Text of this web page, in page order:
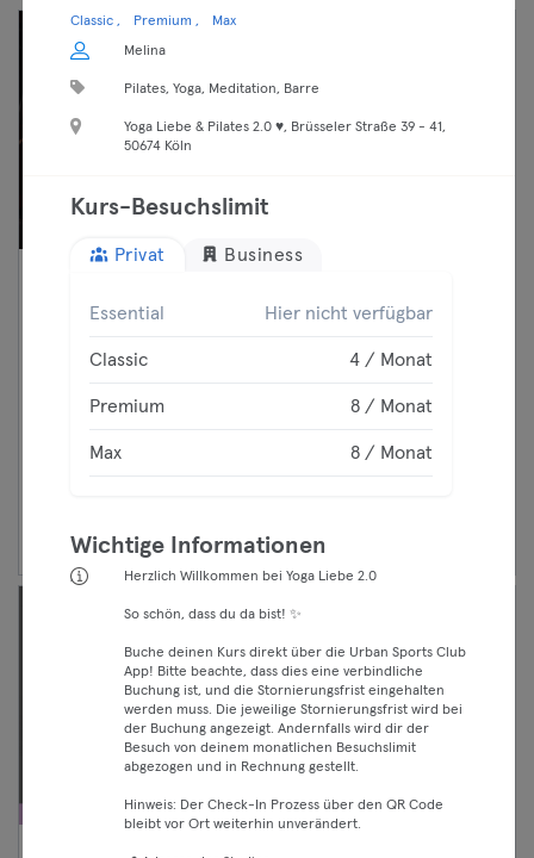
Premium
& Cardio Double Set) 🇬🇧 -
Charlottenburg
Classic Premium Max
Melina
Pilates, Yoga, Meditation, Barre
Yoga Liebe & Pilates 2.0 ♥, Brüsseler Straße 39 - 41,
50674 Köln
Kurs-Besuchslimit
Privat Business
Essential Hier nicht verfügbar
Classic 4 / Monat
Premium 8 / Monat
Max 8 / Monat
Wichtige Informationen
Herzlich Willkommen bei Yoga Liebe 2.0
So schön, dass du da bist! ✨
Buche deinen Kurs direkt über die Urban Sports Club
App! Bitte beachte, dass dies eine verbindliche
Buchung ist, und die Stornierungsfrist eingehalten
werden muss. Die jeweilige Stornierungsfrist wird bei
der Buchung angezeigt. Andernfalls wird dir der
Besuch von deinem monatlichen Besuchslimit
abgezogen und in Rechnung gestellt.
Hinweis: Der Check-In Prozess über den QR Code
bleibt vor Ort weiterhin unverändert.